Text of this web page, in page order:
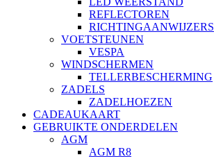
REFLECTOREN
RICHTINGAANWIJZERS
VOETSTEUNEN
VESPA
WINDSCHERMEN
TELLERBESCHERMING
ZADELS
ZADELHOEZEN
CADEAUKAART
GEBRUIKTE ONDERDELEN
AGM
AGM R8